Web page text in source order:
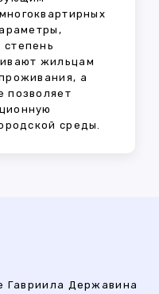
жильцам
а
позволяет
среды.
Гавриила Державина